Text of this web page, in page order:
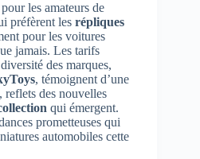
les amateurs de
préfèrent les répliques
pour les voitures
jamais. Les tarifs
des marques,
, témoignent d’une
reflets des nouvelles
qui émergent.
prometteuses qui
automobiles cette